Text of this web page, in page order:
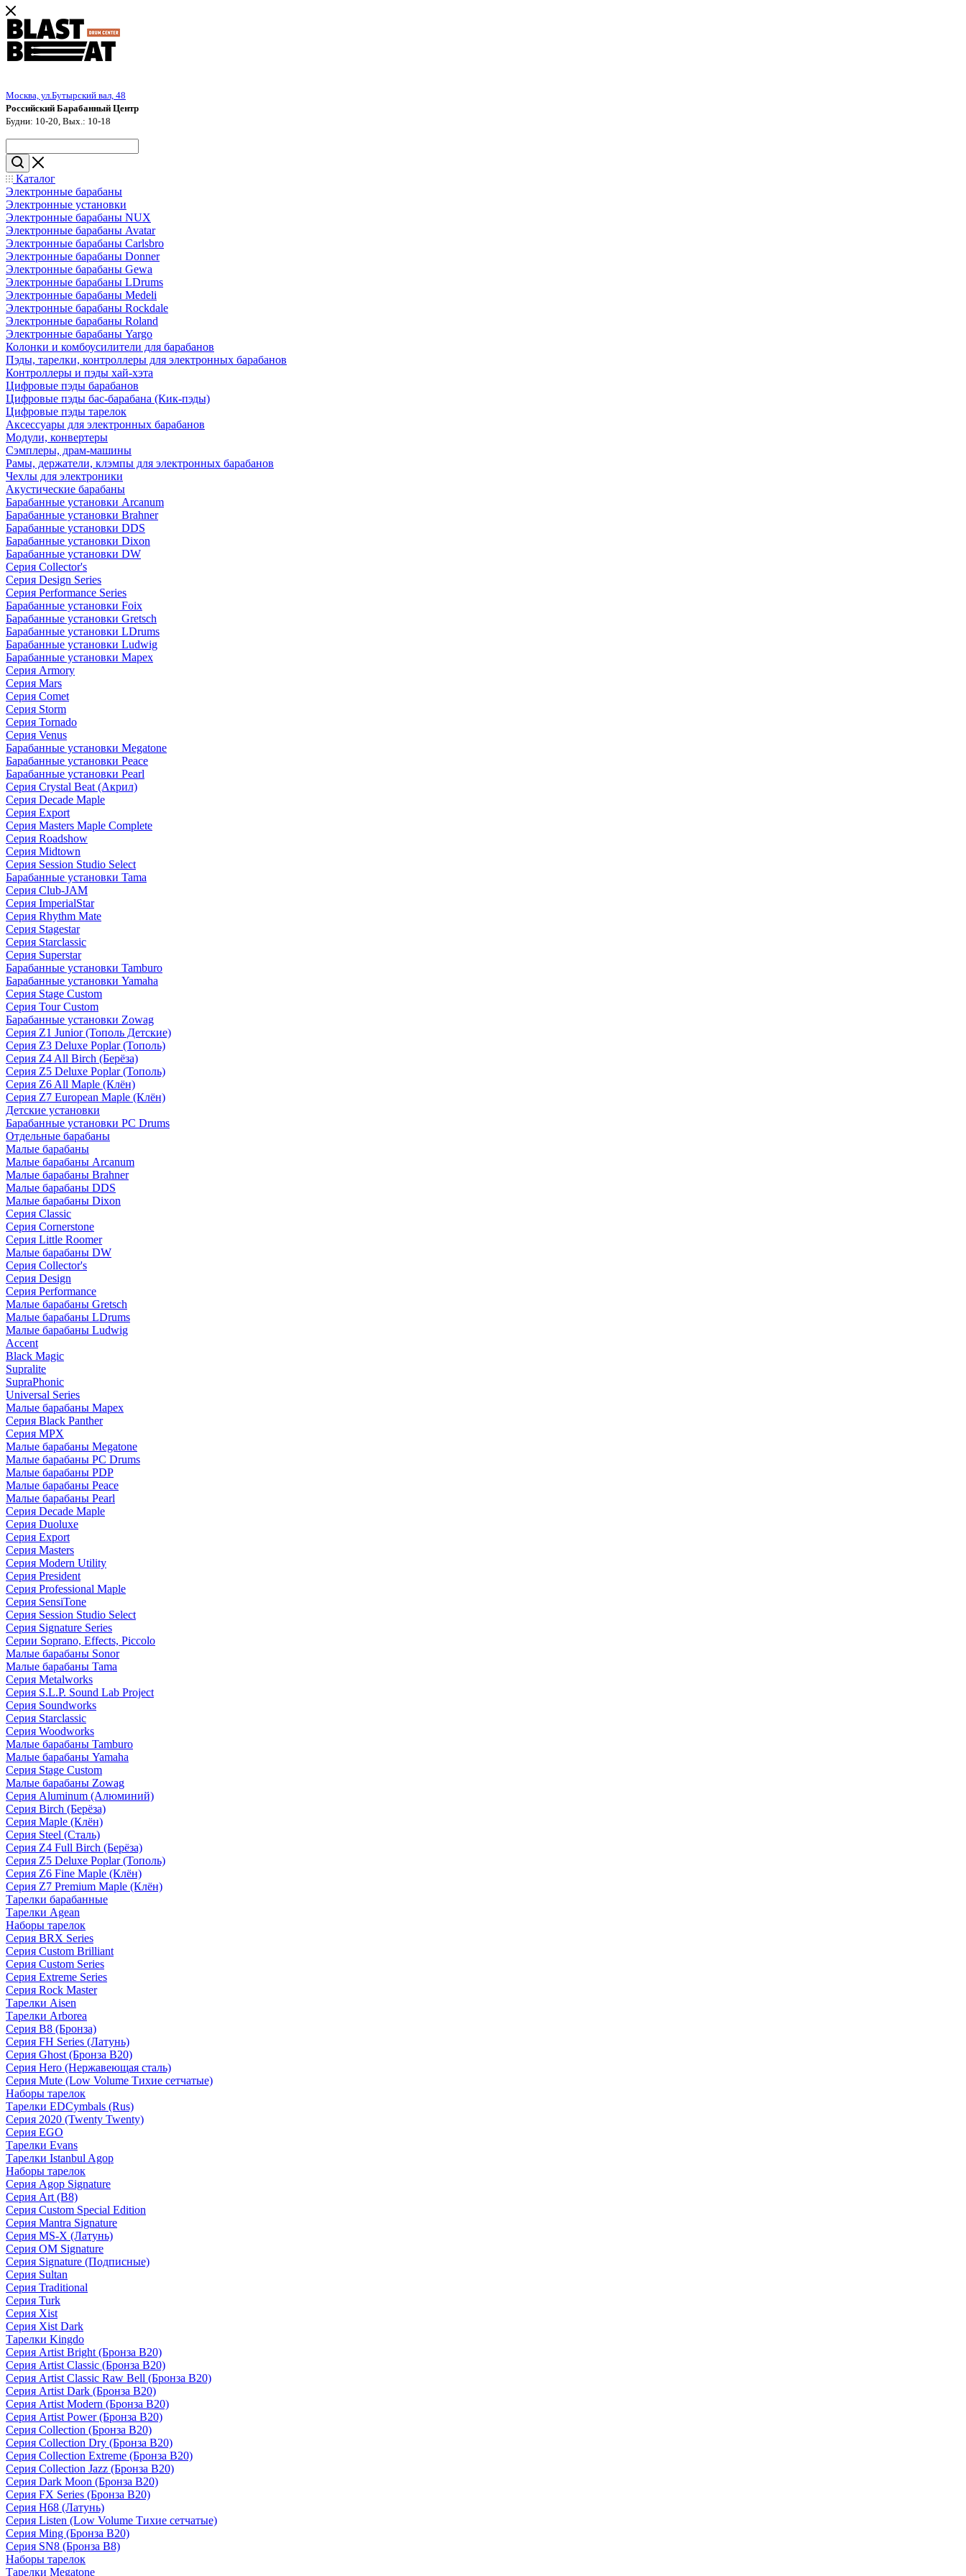
Москва, ул.Бутырский вал, 48
Российский Барабанный Центр
Будни: 10-20, Вых.: 10-18
Каталог
Электронные барабаны
Электронные установки
Электронные барабаны NUX
Электронные барабаны Avatar
Электронные барабаны Carlsbro
Электронные барабаны Donner
Электронные барабаны Gewa
Электронные барабаны LDrums
Электронные барабаны Medeli
Электронные барабаны Rockdale
Электронные барабаны Roland
Электронные барабаны Yargo
Колонки и комбоусилители для барабанов
Пэды, тарелки, контроллеры для электронных барабанов
Контроллеры и пэды хай-хэта
Цифровые пэды барабанов
Цифровые пэды бас-барабана (Кик-пэды)
Цифровые пэды тарелок
Аксессуары для электронных барабанов
Модули, конвертеры
Сэмплеры, драм-машины
Рамы, держатели, клэмпы для электронных барабанов
Чехлы для электроники
Акустические барабаны
Барабанные установки Arcanum
Барабанные установки Brahner
Барабанные установки DDS
Барабанные установки Dixon
Барабанные установки DW
Серия Collector's
Серия Design Series
Серия Performance Series
Барабанные установки Foix
Барабанные установки Gretsch
Барабанные установки LDrums
Барабанные установки Ludwig
Барабанные установки Mapex
Серия Armory
Серия Mars
Серия Comet
Серия Storm
Серия Tornado
Серия Venus
Барабанные установки Megatone
Барабанные установки Peace
Барабанные установки Pearl
Серия Crystal Beat (Акрил)
Серия Decade Maple
Серия Export
Серия Masters Maple Complete
Серия Roadshow
Серия Midtown
Серия Session Studio Select
Барабанные установки Tama
Серия Club-JAM
Серия ImperialStar
Серия Rhythm Mate
Серия Stagestar
Серия Starclassic
Серия Superstar
Барабанные установки Tamburo
Барабанные установки Yamaha
Серия Stage Custom
Серия Tour Custom
Барабанные установки Zowag
Серия Z1 Junior (Тополь Детские)
Серия Z3 Deluxe Poplar (Тополь)
Серия Z4 All Birch (Берёза)
Серия Z5 Deluxe Poplar (Тополь)
Серия Z6 All Maple (Клён)
Серия Z7 European Maple (Клён)
Детские установки
Барабанные установки PC Drums
Отдельные барабаны
Малые барабаны
Малые барабаны Arcanum
Малые барабаны Brahner
Малые барабаны DDS
Малые барабаны Dixon
Серия Classic
Серия Cornerstone
Серия Little Roomer
Малые барабаны DW
Серия Collector's
Серия Design
Серия Performance
Малые барабаны Gretsch
Малые барабаны LDrums
Малые барабаны Ludwig
Accent
Black Magic
Supralite
SupraPhonic
Universal Series
Малые барабаны Mapex
Серия Black Panther
Серия MPX
Малые барабаны Megatone
Малые барабаны PC Drums
Малые барабаны PDP
Малые барабаны Peace
Малые барабаны Pearl
Серия Decade Maple
Серия Duoluxe
Серия Export
Серия Masters
Серия Modern Utility
Серия President
Серия Professional Maple
Серия SensiTone
Серия Session Studio Select
Серия Signature Series
Серии Soprano, Effects, Piccolo
Малые барабаны Sonor
Малые барабаны Tama
Серия Metalworks
Серия S.L.P. Sound Lab Project
Серия Soundworks
Серия Starclassic
Серия Woodworks
Малые барабаны Tamburo
Малые барабаны Yamaha
Серия Stage Custom
Малые барабаны Zowag
Серия Aluminum (Алюминий)
Серия Birch (Берёза)
Серия Maple (Клён)
Серия Steel (Сталь)
Серия Z4 Full Birch (Берёза)
Серия Z5 Deluxe Poplar (Тополь)
Серия Z6 Fine Maple (Клён)
Серия Z7 Premium Maple (Клён)
Тарелки барабанные
Тарелки Agean
Наборы тарелок
Серия BRX Series
Серия Custom Brilliant
Серия Custom Series
Серия Extreme Series
Серия Rock Master
Тарелки Aisen
Тарелки Arborea
Серия B8 (Бронза)
Серия FH Series (Латунь)
Серия Ghost (Бронза B20)
Серия Hero (Нержавеющая сталь)
Серия Mute (Low Volume Тихие сетчатые)
Наборы тарелок
Тарелки EDCymbals (Rus)
Серия 2020 (Twenty Twenty)
Серия EGO
Тарелки Evans
Тарелки Istanbul Agop
Наборы тарелок
Серия Agop Signature
Серия Art (B8)
Серия Custom Special Edition
Серия Mantra Signature
Серия MS-X (Латунь)
Серия OM Signature
Серия Signature (Подписные)
Серия Sultan
Серия Traditional
Серия Turk
Серия Xist
Серия Xist Dark
Тарелки Kingdo
Серия Artist Bright (Бронза B20)
Серия Artist Classic (Бронза B20)
Серия Artist Classic Raw Bell (Бронза B20)
Серия Artist Dark (Бронза B20)
Серия Artist Modern (Бронза B20)
Серия Artist Power (Бронза B20)
Серия Collection (Бронза B20)
Серия Collection Dry (Бронза B20)
Серия Collection Extreme (Бронза B20)
Серия Collection Jazz (Бронза B20)
Серия Dark Moon (Бронза B20)
Серия FX Series (Бронза B20)
Серия H68 (Латунь)
Серия Listen (Low Volume Тихие сетчатые)
Серия Ming (Бронза B20)
Серия SN8 (Бронза B8)
Наборы тарелок
Тарелки Megatone